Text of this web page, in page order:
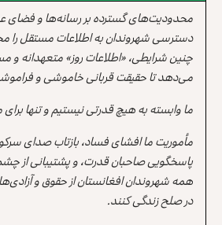
محدودیت‌های گسترده بر رسانه‌ها و فضای
دسترسی شهروندان به اطلاعات مستقل را
چنین شرایطی، «اطلاعات روز» متعهدانه و
می‌دهد تا حقیقت قربانی خاموشی و
ما وابسته به هیچ قدرتی نیستیم و تنها
مأموریت ما افشای فساد، بازتاب صدای
پاسخگویی صاحبان قدرت، و پشتیبانی از
همه شهروندان افغانستان از حقوق و
در صلح زندگی کنند.